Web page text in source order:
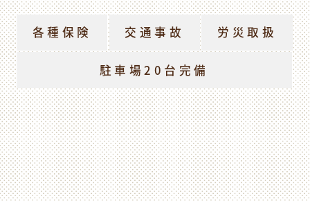
各種保険 交通事故 労災取扱
駐車場20台完備